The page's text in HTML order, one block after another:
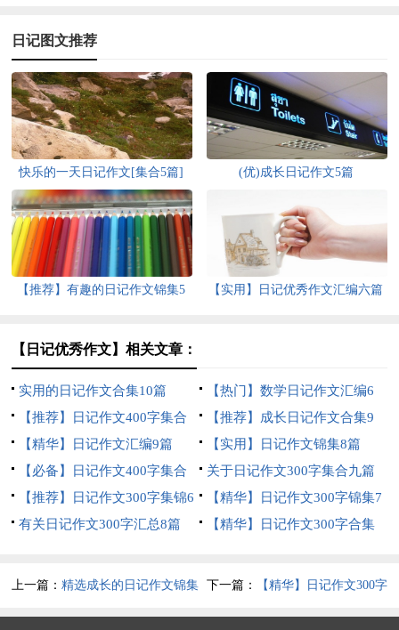
日记图文推荐
快乐的一天日记作文[集合5篇] (优)成长日记作文5篇
【推荐】有趣的日记作文锦集5
【实用】日记优秀作文汇编六篇
【日记优秀作文】相关文章：
实用的日记作文合集10篇
【热门】数学日记作文汇编6
篇
【推荐】日记作文400字集合
十篇
【推荐】成长日记作文合集9
篇
【精华】日记作文汇编9篇
【实用】日记作文锦集8篇
【必备】日记作文400字集合
七篇
关于日记作文300字集合九篇
【推荐】日记作文300字集锦6
篇
【精华】日记作文300字锦集7
篇
有关日记作文300字汇总8篇
【精华】日记作文300字合集
上一篇：精选成长的日记作文锦集 下一篇： 【精华】日记作文300字